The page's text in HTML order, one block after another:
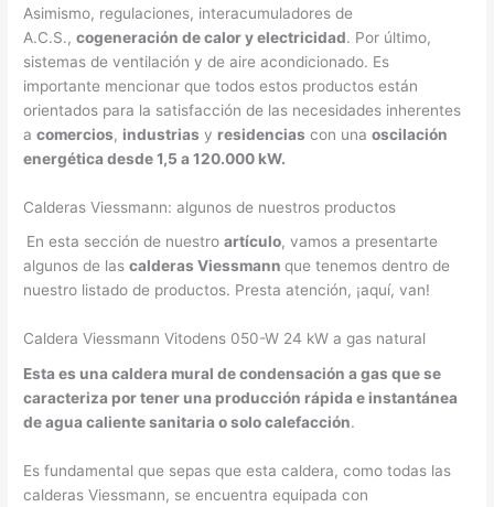
Asimismo, regulaciones, interacumuladores de
A.C.S.,cogeneración de calor y electricidad. Por último,
sistemas de ventilación y de aire acondicionado. Es
importante mencionar que todos estos productos están
orientados para la satisfacción de las necesidades inherentes
acomercios, industrias y residencias con unaoscilación
energética desde 1,5 a 120.000 kW.
Calderas Viessmann: algunos de nuestros productos
En esta sección de nuestroartículo, vamos a presentarte
algunos de lascalderas Viessmannque tenemos dentro de
nuestro listado de productos. Presta atención, ¡aquí, van!
Caldera Viessmann Vitodens 050-W 24 kW a gas natural
Esta es una caldera mural de condensación a gas que se
caracteriza por tener una producción rápida e instantánea
de agua caliente sanitaria o solo calefacción.
Es fundamental que sepas que esta caldera, como todas las
calderas Viessmann, se encuentra equipada con